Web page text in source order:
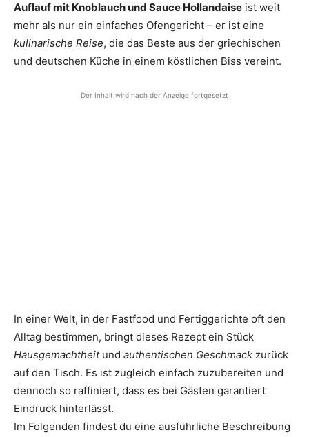
Auflauf mit Knoblauch und Sauce Hollandaise ist weit
mehr als nur ein einfaches Ofengericht – er ist eine
kulinarische Reise, die das Beste aus der griechischen
und deutschen Küche in einem köstlichen Biss vereint.
Der Inhalt wird nach der Anzeige fortgesetzt
In einer Welt, in der Fastfood und Fertiggerichte oft den
Alltag bestimmen, bringt dieses Rezept ein Stück
Hausgemachtheitund authentischen Geschmack zurück
auf den Tisch. Es ist zugleich einfach zuzubereiten und
dennoch so raffiniert, dass es bei Gästen garantiert
Eindruck hinterlässt.
Im Folgenden findest du eine ausführliche Beschreibung